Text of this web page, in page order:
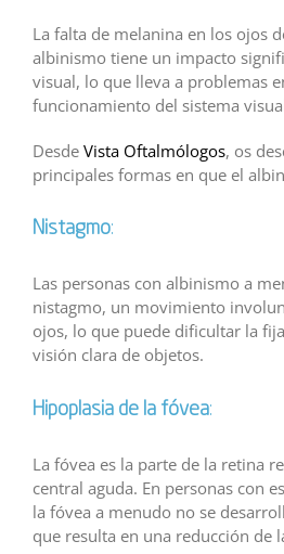
La falta de melanina en los ojos
albinismo tiene un impacto
visual, lo que lleva a problemas
funcionamiento del sistema
Desde Vista Oftalmólogos, os
principales formas en que el
Nistagmo:
Las personas con albinismo a
nistagmo, un movimiento
ojos, lo que puede dificultar la
visión clara de objetos.
Hipoplasia de la fóvea:
La fóvea es la parte de la retina
central aguda. En personas con
la fóvea a menudo no se
que resulta en una reducción de